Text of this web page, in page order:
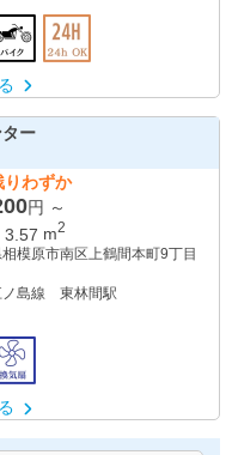
ス23分 東海大
学前駅南口下車 徒歩13分
ー
りわずか
円 ～
3.57 m2
模原市南区上鶴間本町9丁目
ノ島線 東林間駅